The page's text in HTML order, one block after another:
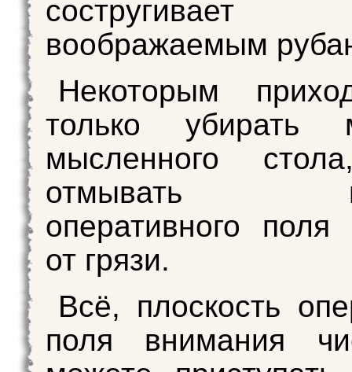
воображаемым
Некоторым
только убирать
мысленного
отмывать
оперативного поля
от грязи.
Всё, плоскость
поля внимания